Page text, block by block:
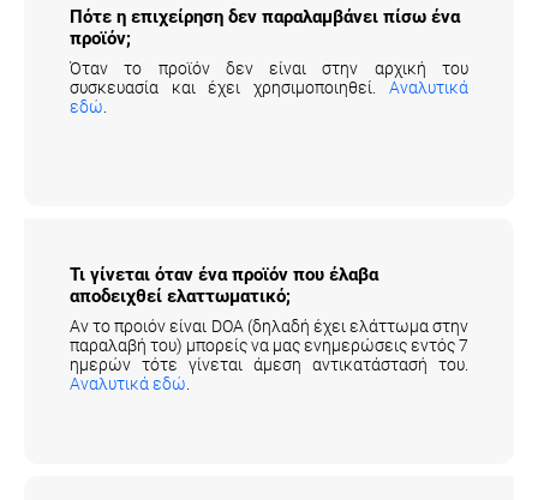
Πότε η επιχείρηση δεν παραλαμβάνει πίσω ένα
προϊόν;
Όταν το προϊόν δεν είναι στην αρχική του
συσκευασία και έχει χρησιμοποιηθεί.
Αναλυτικά
εδώ
Τι γίνεται όταν ένα προϊόν που έλαβα
αποδειχθεί ελαττωματικό;
Αν το προιόν είναι DOA (δηλαδή έχει ελάττωμα στην
παραλαβή του) μπορείς να μας ενημερώσεις εντός 7
ημερών τότε γίνεται άμεση αντικατάστασή του.
Αναλυτικά εδώ